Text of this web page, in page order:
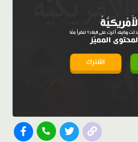
وكيف أثرت على البلاد؟ لنقرأ معًا
المميّز
اشترك